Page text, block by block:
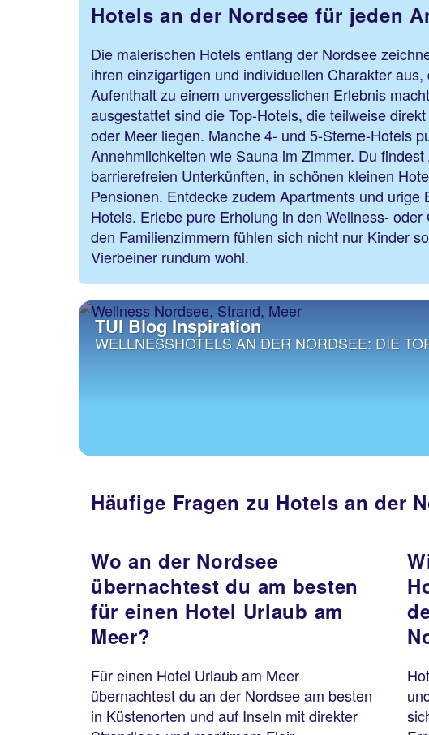
Hotels an der Nordsee für jeden
Die malerischen Hotels entlang der Nordsee
ihren einzigartigen und individuellen Charakter aus,
Aufenthalt zu einem unvergesslichen Erlebnis
ausgestattet sind die Top-Hotels, die teilweise
oder Meer liegen. Manche 4- und 5-Sterne-Hotels
Annehmlichkeiten wie Sauna im Zimmer. Du findest
barrierefreien Unterkünften, in schönen kleinen
Pensionen. Entdecke zudem Apartments und urige
Hotels. Erlebe pure Erholung in den Wellness- oder
den Familienzimmern fühlen sich nicht nur Kinder
Vierbeiner rundum wohl.
TUI Blog Inspiration
WELLNESSHOTELS AN DER NORDSEE: DIE
Häufige Fragen zu Hotels an der
Wo an der Nordsee
übernachtest du am besten
für einen Hotel Urlaub am
Meer?
Für einen Hotel Urlaub am Meer
übernachtest du an der Nordsee am besten
in Küstenorten und auf Inseln mit direkter